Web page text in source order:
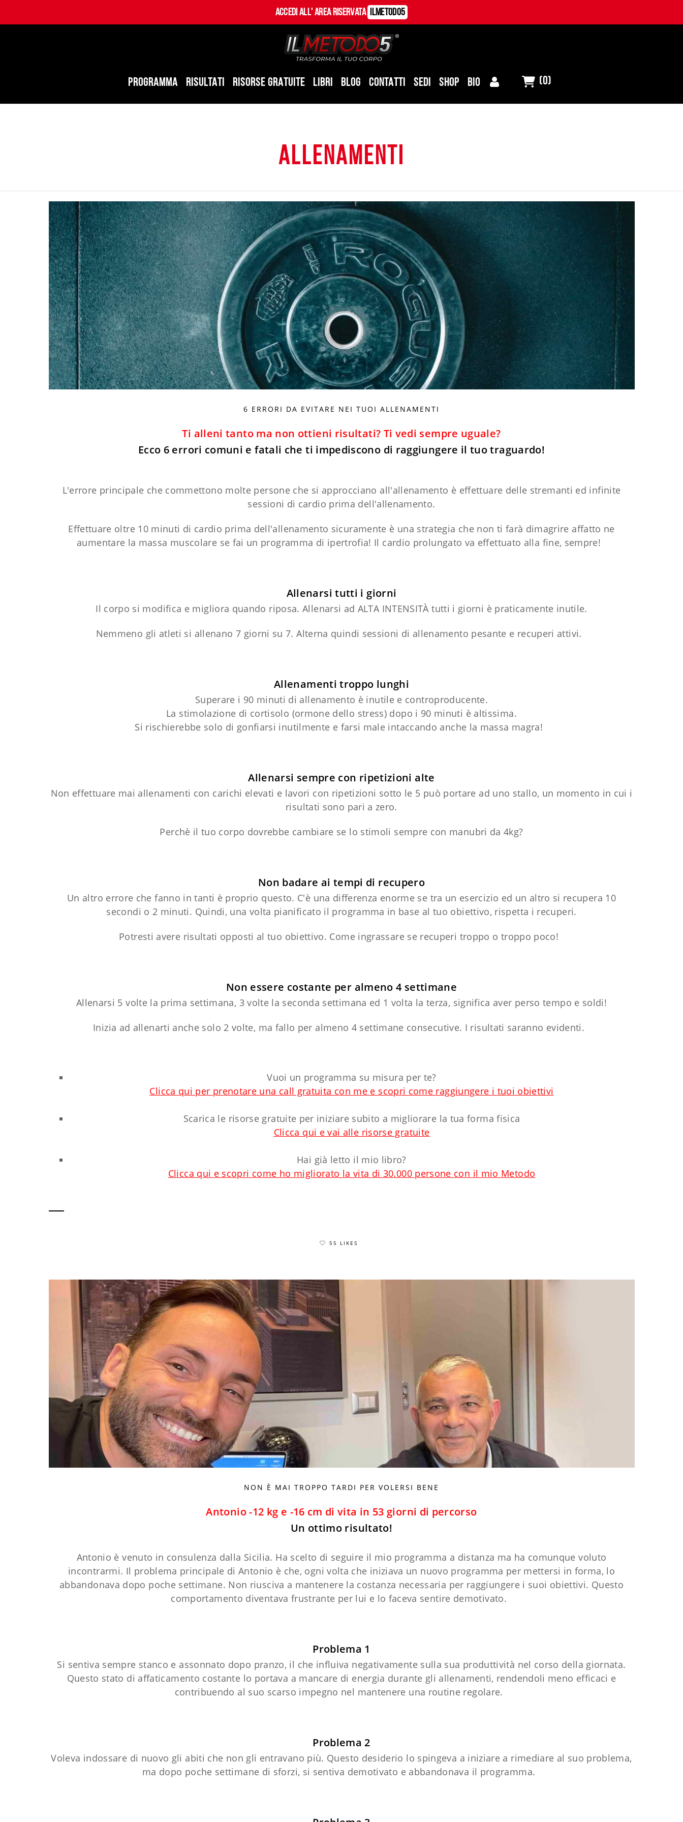
Accedi all' Area Riservata ILMetodo5
PROGRAMMA RISULTATI RISORSE GRATUITE LIBRI BLOG CONTATTI SEDI SHOP BIO (0)
allenamenti
6 ERRORI DA EVITARE NEI TUOI ALLENAMENTI
Ti alleni tanto ma non ottieni risultati? Ti vedi sempre uguale?
Ecco 6 errori comuni e fatali che ti impediscono di raggiungere il tuo traguardo!
L'errore principale che commettono molte persone che si approcciano all'allenamento è effettuare delle stremanti ed infinite
sessioni di cardio prima dell'allenamento.
Effettuare oltre 10 minuti di cardio prima dell'allenamento sicuramente è una strategia che non ti farà dimagrire affatto ne
aumentare la massa muscolare se fai un programma di ipertrofia! Il cardio prolungato va effettuato alla fine, sempre!
Allenarsi tutti i giorni
Il corpo si modifica e migliora quando riposa. Allenarsi ad ALTA INTENSITÀ tutti i giorni è praticamente inutile.
Nemmeno gli atleti si allenano 7 giorni su 7. Alterna quindi sessioni di allenamento pesante e recuperi attivi.
Allenamenti troppo lunghi
Superare i 90 minuti di allenamento è inutile e controproducente.
La stimolazione di cortisolo (ormone dello stress) dopo i 90 minuti è altissima.
Si rischierebbe solo di gonfiarsi inutilmente e farsi male intaccando anche la massa magra!
Allenarsi sempre con ripetizioni alte
Non effettuare mai allenamenti con carichi elevati e lavori con ripetizioni sotto le 5 può portare ad uno stallo, un momento in cui i
risultati sono pari a zero.
Perchè il tuo corpo dovrebbe cambiare se lo stimoli sempre con manubri da 4kg?
Non badare ai tempi di recupero
Un altro errore che fanno in tanti è proprio questo. C'è una differenza enorme se tra un esercizio ed un altro si recupera 10
secondi o 2 minuti. Quindi, una volta pianificato il programma in base al tuo obiettivo, rispetta i recuperi.
Potresti avere risultati opposti al tuo obiettivo. Come ingrassare se recuperi troppo o troppo poco!
Non essere costante per almeno 4 settimane
Allenarsi 5 volte la prima settimana, 3 volte la seconda settimana ed 1 volta la terza, significa aver perso tempo e soldi!
Inizia ad allenarti anche solo 2 volte, ma fallo per almeno 4 settimane consecutive. I risultati saranno evidenti.
Vuoi un programma su misura per te?
Clicca qui per prenotare una call gratuita con me e scopri come raggiungere i tuoi obiettivi
Scarica le risorse gratuite per iniziare subito a migliorare la tua forma fisica
Clicca qui e vai alle risorse gratuite
Hai già letto il mio libro?
Clicca qui e scopri come ho migliorato la vita di 30.000 persone con il mio Metodo
55 LIKES
NON È MAI TROPPO TARDI PER VOLERSI BENE
Antonio -12 kg e -16 cm di vita in 53 giorni di percorso
Un ottimo risultato!
Antonio è venuto in consulenza dalla Sicilia. Ha scelto di seguire il mio programma a distanza ma ha comunque voluto
incontrarmi. Il problema principale di Antonio è che, ogni volta che iniziava un nuovo programma per mettersi in forma, lo
abbandonava dopo poche settimane. Non riusciva a mantenere la costanza necessaria per raggiungere i suoi obiettivi. Questo
comportamento diventava frustrante per lui e lo faceva sentire demotivato.
Problema 1
Si sentiva sempre stanco e assonnato dopo pranzo, il che influiva negativamente sulla sua produttività nel corso della giornata.
Questo stato di affaticamento costante lo portava a mancare di energia durante gli allenamenti, rendendoli meno efficaci e
contribuendo al suo scarso impegno nel mantenere una routine regolare.
Problema 2
Voleva indossare di nuovo gli abiti che non gli entravano più. Questo desiderio lo spingeva a iniziare a rimediare al suo problema,
ma dopo poche settimane di sforzi, si sentiva demotivato e abbandonava il programma.